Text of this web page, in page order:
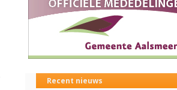
Recent nieuws